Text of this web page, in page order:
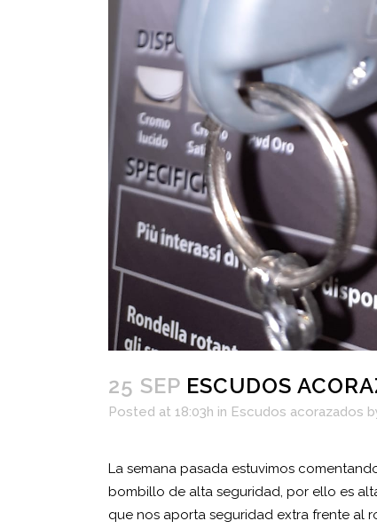
25 SEP ESCUDOS
Posted at 18:03h in Escudos acorazados
La semana pasada estuvimos
bombillo de alta seguridad, por ello es
que nos aporta seguridad extra frente al